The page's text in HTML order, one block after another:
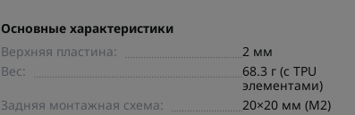
Основные характеристики
Верхняя пластина:
2 мм
Вес:
68.3 г (с TPU
элементами)
Задняя монтажная схема:
20×20 мм (M2)